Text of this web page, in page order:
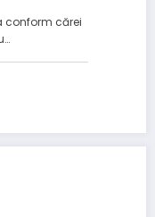
conform cărei